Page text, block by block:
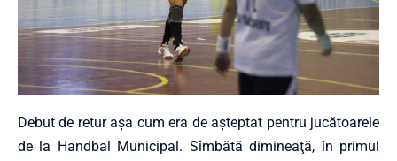
Debut de retur aşa cum era de aşteptat pentru jucătoarele
de la Handbal Municipal. Sîmbătă dimineaţă, în primul